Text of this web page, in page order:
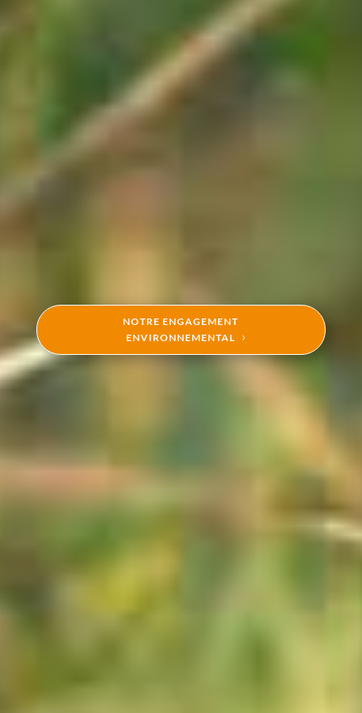
NOTRE ENGAGEMENT
ENVIRONNEMENTAL